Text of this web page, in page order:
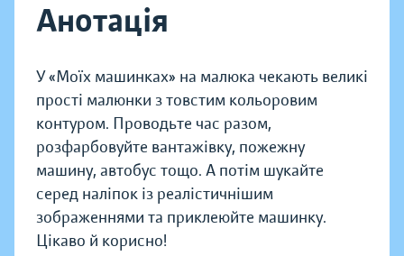
Анотація
У «Моїх машинках» на малюка чекають великі
прості малюнки з товстим кольоровим
контуром. Проводьте час разом,
розфарбовуйте вантажівку, пожежну
машину, автобус тощо. А потім шукайте
серед наліпок із реалістичнішим
зображеннями та приклеюйте машинку.
Цікаво й корисно!